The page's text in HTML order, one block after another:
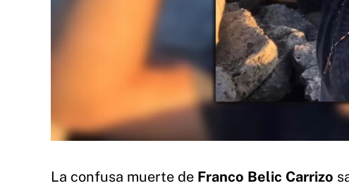
La confusa muerte de Franco Belic Carrizo